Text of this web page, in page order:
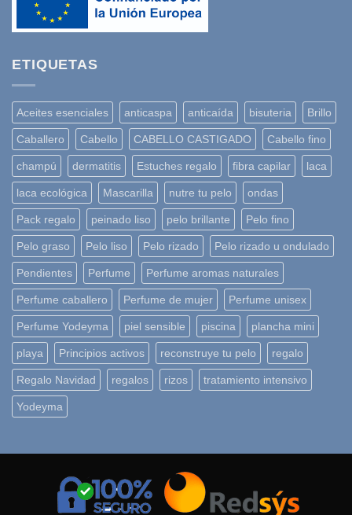
ETIQUETAS
Aceites esenciales anticaspa anticaída bisuteria Brillo
Caballero Cabello CABELLO CASTIGADO Cabello fino
champú dermatitis Estuches regalo fibra capilar laca
laca ecológica Mascarilla nutre tu pelo ondas
Pack regalo peinado liso pelo brillante Pelo fino
Pelo graso Pelo liso Pelo rizado Pelo rizado u ondulado
Pendientes Perfume Perfume aromas naturales
Perfume caballero Perfume de mujer Perfume unisex
Perfume Yodeyma piel sensible piscina plancha mini
playa Principios activos reconstruye tu pelo regalo
Regalo Navidad regalos rizos tratamiento intensivo
Yodeyma